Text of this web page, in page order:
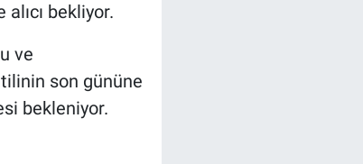
bekliyor.
ve
son gününe
bekleniyor.